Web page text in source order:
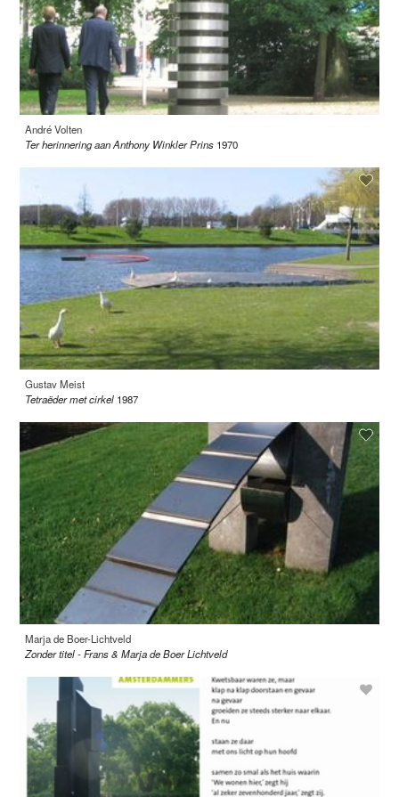
André Volten
Ter herinnering aan Anthony Winkler Prins 1970
Gustav Meist
Tetraëder met cirkel 1987
Marja de Boer-Lichtveld
Zonder titel - Frans & Marja de Boer Lichtveld